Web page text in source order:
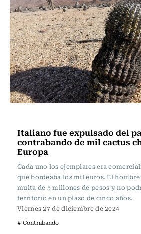
Italiano fue expulsado del
contrabando de mil cactus
Europa
Cada uno los ejemplares era
que bordeaba los mil euros. El
multa de 5 millones de pesos y no
territorio en un plazo de cinco años.
Viernes 27 de diciembre de 2024
# Contrabando